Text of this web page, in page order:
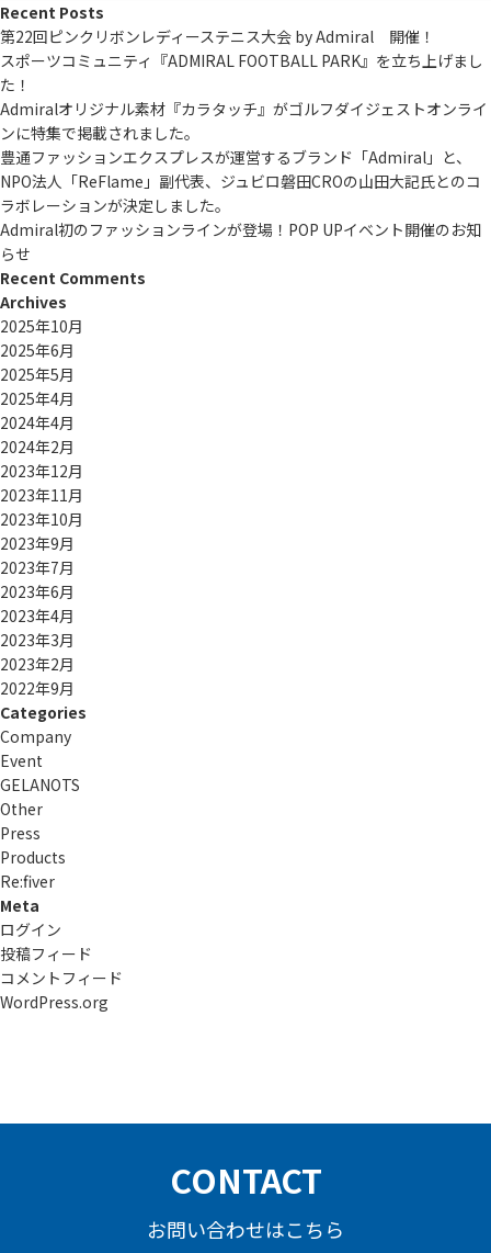
Recent Posts
第22回ピンクリボンレディーステニス大会 by Admiral 開催！
スポーツコミュニティ『ADMIRAL FOOTBALL PARK』を立ち上げまし
た！
Admiralオリジナル素材『カラタッチ』がゴルフダイジェストオンライ
ンに特集で掲載されました。
豊通ファッションエクスプレスが運営するブランド「Admiral」と、
NPO法人「ReFlame」副代表、ジュビロ磐田CROの山田大記氏とのコ
ラボレーションが決定しました。
Admiral初のファッションラインが登場！POP UPイベント開催のお知
らせ
Recent Comments
Archives
2025年10月
2025年6月
2025年5月
2025年4月
2024年4月
2024年2月
2023年12月
2023年11月
2023年10月
2023年9月
2023年7月
2023年6月
2023年4月
2023年3月
2023年2月
2022年9月
Categories
Company
Event
GELANOTS
Other
Press
Products
Re:ﬁver
Meta
ログイン
投稿フィード
コメントフィード
WordPress.org
CONTACT
お問い合わせはこちら